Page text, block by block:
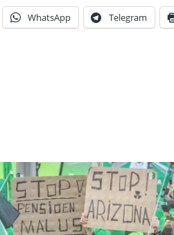
WhatsApp Telegram